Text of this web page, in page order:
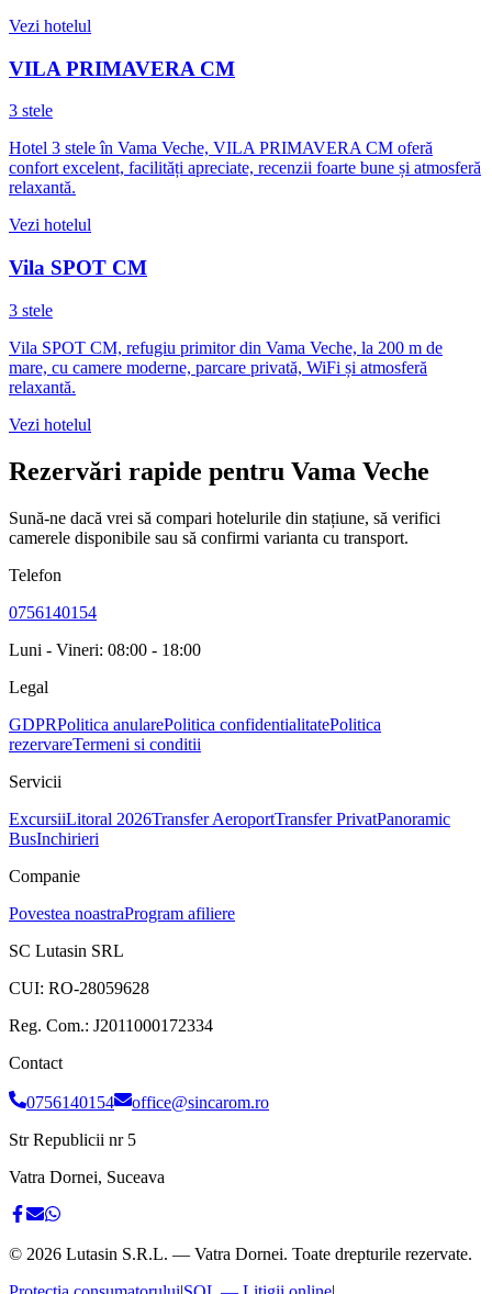
Vezi hotelul
VILA PRIMAVERA CM
3 stele
Hotel 3 stele în Vama Veche, VILA PRIMAVERA CM oferă
confort excelent, facilități apreciate, recenzii foarte bune și atmosferă
relaxantă.
Vezi hotelul
Vila SPOT CM
3 stele
Vila SPOT CM, refugiu primitor din Vama Veche, la 200 m de
mare, cu camere moderne, parcare privată, WiFi și atmosferă
relaxantă.
Vezi hotelul
Rezervări rapide pentru Vama Veche
Sună-ne dacă vrei să compari hotelurile din stațiune, să verifici
camerele disponibile sau să confirmi varianta cu transport.
Telefon
0756140154
Luni - Vineri: 08:00 - 18:00
Legal
GDPRPolitica anularePolitica confidentialitatePolitica
rezervareTermeni si conditii
Servicii
ExcursiiLitoral 2026Transfer AeroportTransfer PrivatPanoramic
BusInchirieri
Companie
Povestea noastraProgram afiliere
SC Lutasin SRL
CUI: RO-28059628
Reg. Com.: J2011000172334
Contact
0756140154
office@sincarom.ro
Str Republicii nr 5
Vatra Dornei, Suceava
© 2026 Lutasin S.R.L. — Vatra Dornei. Toate drepturile rezervate.